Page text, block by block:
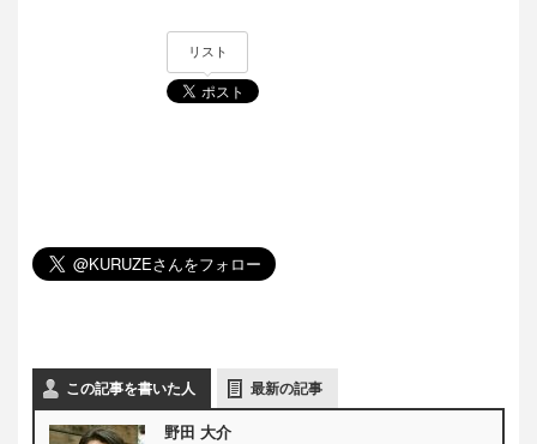
リスト
この記事を書いた人 最新の記事
野田 大介